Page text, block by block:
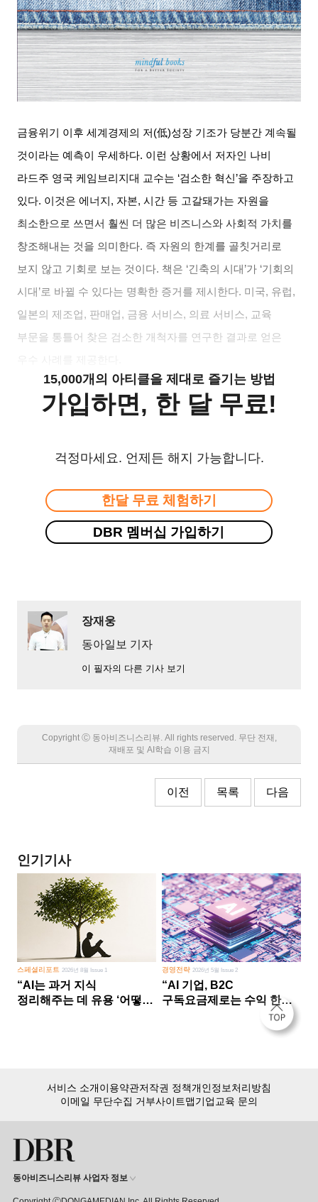
금융위기 이후 세계경제의 저 (低)성장 기조가 당분간 계속될
것이라는 예측이 우세하다. 이런 상황에서 저자인 나비
라드주 영국 케임브리지대 교수는 ‘검소한 혁신 ’을 주장하고
있다. 이것은 에너지 , 자본,시간 등 고갈돼가는 자원을
최소한으로 쓰면서 훨씬 더 많은 비즈니스와 사회적 가치를
창조해내는 것을 의미한다. 즉 자원의 한계를 골칫거리로
보지 않고 기회로 보는 것이다. 책은 ‘긴축의 시대 ’가 ‘기회의
시대 ’로 바뀔 수 있다는 명확한 증거를 제시한다. 미국, 유럽,
일본의 제조업, 판매업, 금융 서비스, 의료 서비스, 교육
부문을 통틀어 찾은 검소한 개척자를 연구한 결과로 얻은
15,000개의 아티클을 제대로 즐기는 방법
가입하면, 한 달 무료!
걱정마세요. 언제든 해지 가능합니다.
한달 무료 체험하기
DBR 멤버십 가입하기
장재웅
동아일보 기자
이 필자의 다른 기사 보기
Copyright Ⓒ 동아비즈니스리뷰. All rights reserved. 무단 전재,
재배포 및 AI학습 이용 금지
이전 목록 다음
인기기사
스페셜리포트 2026년 8월 Issue 1
“AI는 과거 지식
정리해주는 데 유용 ‘어떻게
경영전략 2026년 5월 Issue 2
“AI 기업, B2C
구독요금제로는 수익 한계
다른 사업 없이 AI 성장에만
서비스 소개이용약관저작권 정책개인정보처리방침
이메일 무단수집 거부사이트맵기업교육 문의
동아비즈니스리뷰 사업자 정보